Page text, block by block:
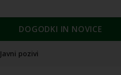
DOGODKI IN NOVICE
Javni pozivi